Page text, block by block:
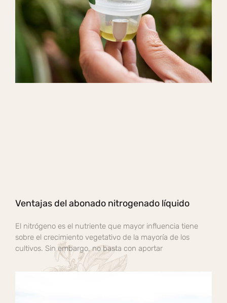
Ventajas del abonado nitrogenado líquido
El nitrógeno es el nutriente que mayor influencia tiene
sobre el crecimiento vegetativo de la mayoría de los
cultivos. Sin embargo, no basta con aportar